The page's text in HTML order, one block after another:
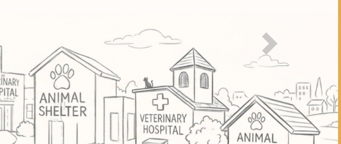
Next